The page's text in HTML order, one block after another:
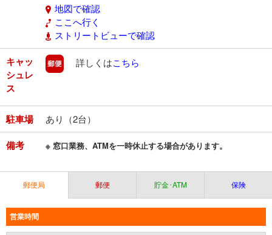
地図で確認
ここへ行く
ストリートビューで確認
キャッ
シュレ
ス
郵便
詳しくはこちら
駐車場 あり（2台）
備考 ※ 窓口業務、ATMを一時休止する場合があります。
郵便局 郵便 貯金･ATM 保険
営業時間